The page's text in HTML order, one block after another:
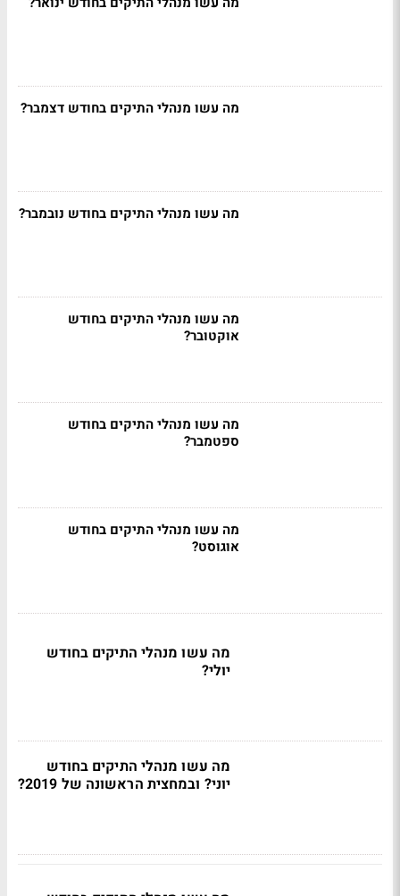
מה עשו מנהלי התיקים בחודש דצמבר?
מה עשו מנהלי התיקים בחודש נובמבר?
מה עשו מנהלי התיקים בחודש
אוקטובר?
מה עשו מנהלי התיקים בחודש
ספטמבר?
מה עשו מנהלי התיקים בחודש
אוגוסט?
מה עשו מנהלי התיקים בחודש
יולי?
מה עשו מנהלי התיקים בחודש
יוני? ובמחצית הראשונה של 2019?